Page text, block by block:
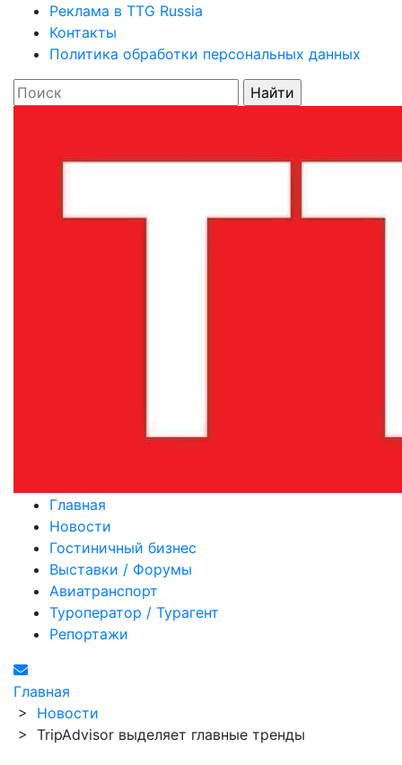
Реклама в TTG Russia
Контакты
Политика обработки персональных данных
Главная
Новости
Гостиничный бизнес
Выставки / Форумы
Авиатранспорт
Туроператор / Турагент
Репортажи
Главная
> Новости
> TripAdvisor выделяет главные тренды